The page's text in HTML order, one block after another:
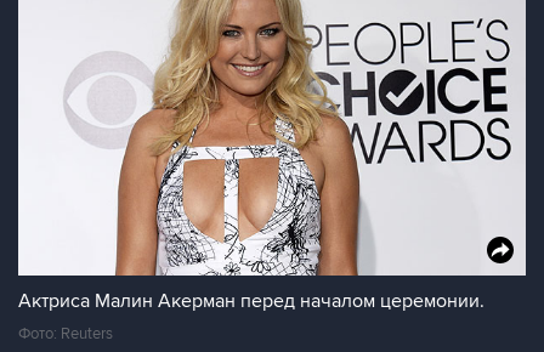
Актриса Малин Акерман перед началом церемонии.
Фото: Reuters